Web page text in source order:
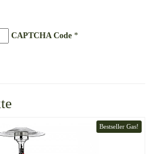
CAPTCHA Code *
Bestseller Gas!